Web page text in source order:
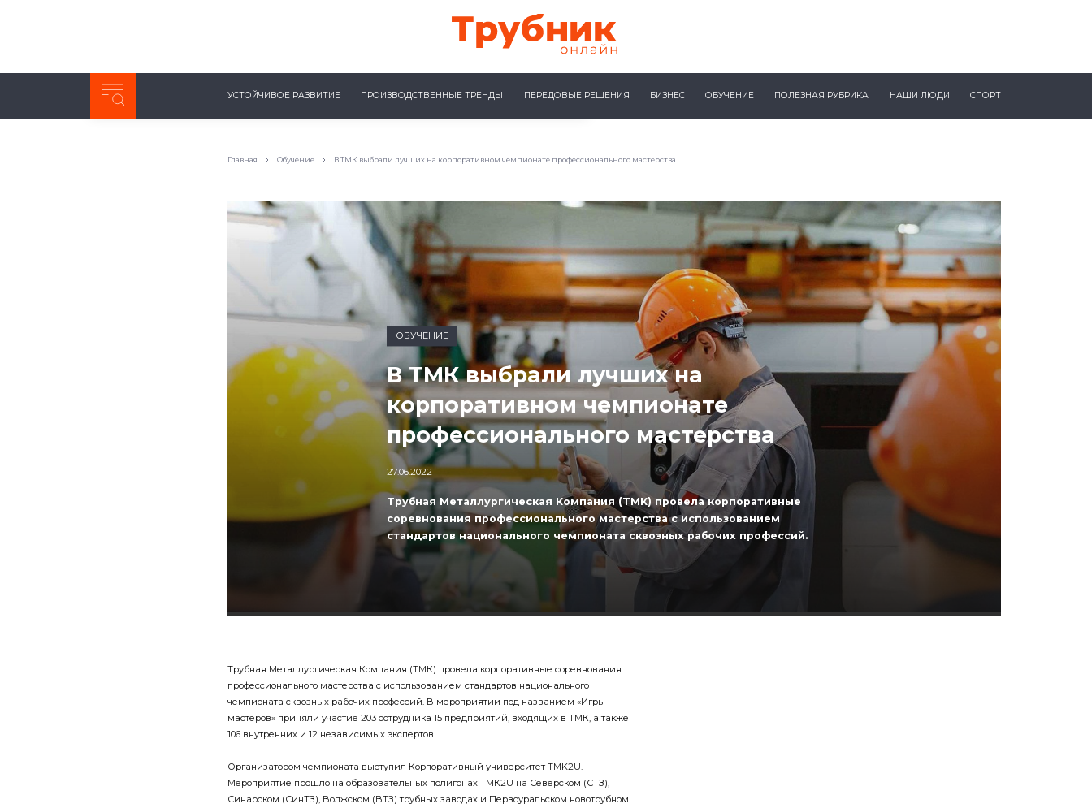
Неделя с ТМК. Выпуск №27 (225)
УСТОЙЧИВОЕ РАЗВИТИЕ ПРОИЗВОДСТВЕННЫЕ ТРЕНДЫ ПЕРЕДОВЫЕ РЕШЕНИЯ БИЗНЕС ОБУЧЕНИЕ ПОЛЕЗНАЯ РУБРИКА НАШИ ЛЮДИ СПОРТ
Главная Обучение В ТМК выбрали лучших на корпоративном чемпионате профессионального мастерства
ОБУЧЕНИЕ
В ТМК выбрали лучших на
корпоративном чемпионате
профессионального мастерства
27.06.2022
Трубная Металлургическая Компания (ТМК) провела корпоративные
соревнования профессионального мастерства с использованием
стандартов национального чемпионата сквозных рабочих профессий.
Трубная Металлургическая Компания (ТМК) провела корпоративные соревнования
профессионального мастерства с использованием стандартов национального
чемпионата сквозных рабочих профессий. В мероприятии под названием «Игры
мастеров» приняли участие 203 сотрудника 15 предприятий, входящих в ТМК, а также
106 внутренних и 12 независимых экспертов.
Организатором чемпионата выступил Корпоративный университет TMK2U.
Мероприятие прошло на образовательных полигонах ТМК2U на Северском (СТЗ),
Синарском (СинТЗ), Волжском (ВТЗ) трубных заводах и Первоуральском новотрубном